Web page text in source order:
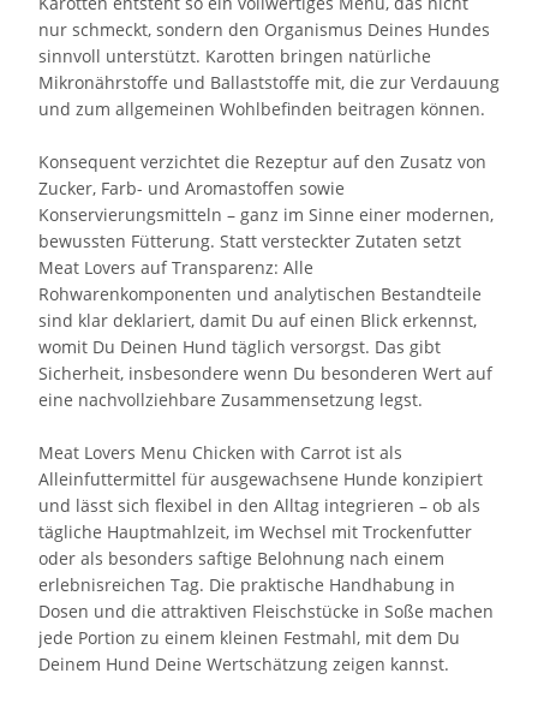
nur schmeckt, sondern den Organismus Deines Hundes
sinnvoll unterstützt. Karotten bringen natürliche
Mikronährstoffe und Ballaststoffe mit, die zur Verdauung
und zum allgemeinen Wohlbefinden beitragen können.
Konsequent verzichtet die Rezeptur auf den Zusatz von
Zucker, Farb- und Aromastoffen sowie
Konservierungsmitteln – ganz im Sinne einer modernen,
bewussten Fütterung. Statt versteckter Zutaten setzt
Meat Lovers auf Transparenz: Alle
Rohwarenkomponenten und analytischen Bestandteile
sind klar deklariert, damit Du auf einen Blick erkennst,
womit Du Deinen Hund täglich versorgst. Das gibt
Sicherheit, insbesondere wenn Du besonderen Wert auf
eine nachvollziehbare Zusammensetzung legst.
Meat Lovers Menu Chicken with Carrot ist als
Alleinfuttermittel für ausgewachsene Hunde konzipiert
und lässt sich flexibel in den Alltag integrieren – ob als
tägliche Hauptmahlzeit, im Wechsel mit Trockenfutter
oder als besonders saftige Belohnung nach einem
erlebnisreichen Tag. Die praktische Handhabung in
Dosen und die attraktiven Fleischstücke in Soße machen
jede Portion zu einem kleinen Festmahl, mit dem Du
Deinem Hund Deine Wertschätzung zeigen kannst.